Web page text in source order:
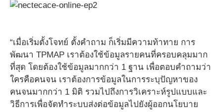
“เมื่อเริ่มตั้งโจทย์ ตั้งคำถาม ก็เริ่มมีความท้าทาย การ
พัฒนา TPMAP เราต้องใช้ข้อมูลรายคนที่ครอบคลุมมาก
ที่สุด โดยต้องใช้ข้อมูลมากกว่า 1 ฐาน เพื่อตอบคำถามว่า
ใครคือคนจน เราต้องการข้อมูลในการระบุปัญหาของ
คนจนมากกว่า 1 มิติ รวมไปถึงการวิเคราะห์รูปแบบและ
วิธีการเพื่อจัดทำระบบส่งต่อข้อมูลไปยังผู้ออกนโยบาย